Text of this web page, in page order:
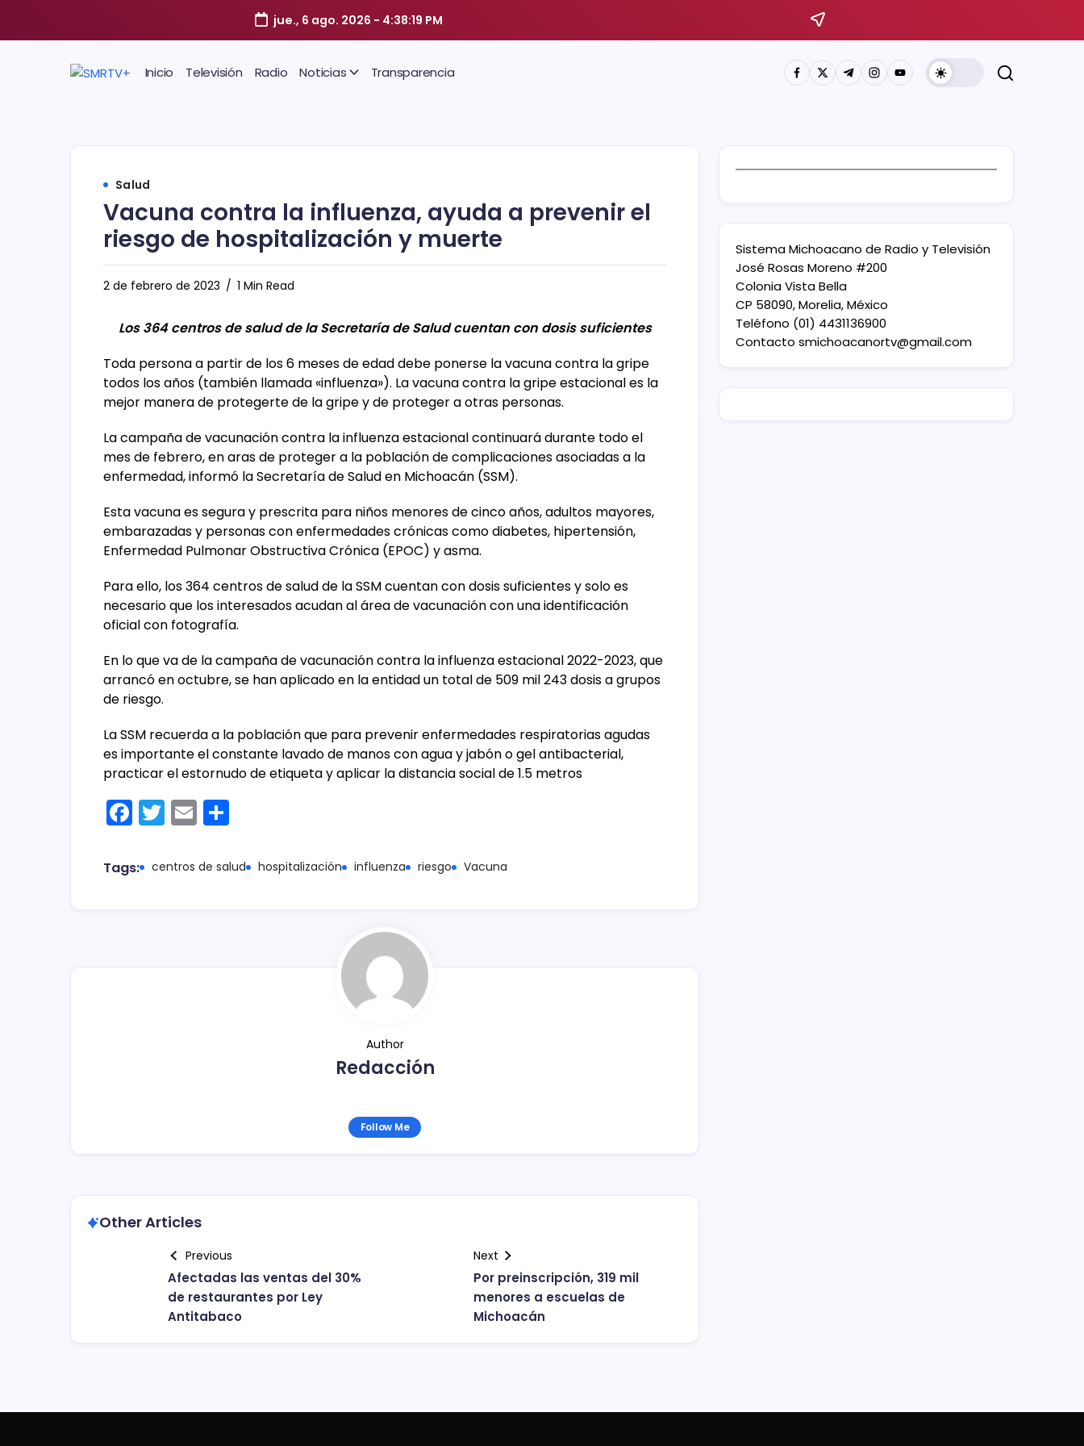
jue., 6 ago. 2026 - 4:38:19 PM
Inicio Televisión Radio Noticias Transparencia
Salud
Vacuna contra la influenza, ayuda a prevenir el
riesgo de hospitalización y muerte
2 de febrero de 2023 1 Min Read
Los 364 centros de salud de la Secretaría de Salud cuentan con dosis suficientes
Toda persona a partir de los 6 meses de edad debe ponerse la vacuna contra la gripe
todos los años (también llamada «influenza»). La vacuna contra la gripe estacional es la
mejor manera de protegerte de la gripe y de proteger a otras personas.
La campaña de vacunación contra la influenza estacional continuará durante todo el
mes de febrero, en aras de proteger a la población de complicaciones asociadas a la
enfermedad, informó la Secretaría de Salud en Michoacán (SSM).
Esta vacuna es segura y prescrita para niños menores de cinco años, adultos mayores,
embarazadas y personas con enfermedades crónicas como diabetes, hipertensión,
Enfermedad Pulmonar Obstructiva Crónica (EPOC) y asma.
Para ello, los 364 centros de salud de la SSM cuentan con dosis suficientes y solo es
necesario que los interesados acudan al área de vacunación con una identificación
oficial con fotografía.
En lo que va de la campaña de vacunación contra la influenza estacional 2022-2023, que
arrancó en octubre, se han aplicado en la entidad un total de 509 mil 243 dosis a grupos
de riesgo.
La SSM recuerda a la población que para prevenir enfermedades respiratorias agudas
es importante el constante lavado de manos con agua y jabón o gel antibacterial,
practicar el estornudo de etiqueta y aplicar la distancia social de 1.5 metros
F
a
c
T
w
itt
E
m
ai m
Tags: centros de salud hospitalización influenza riesgo Vacuna
Author
Redacción
Follow Me
Other Articles
Previous
Afectadas las ventas del 30%
de restaurantes por Ley
Antitabaco
Next
Por preinscripción, 319 mil
menores a escuelas de
Michoacán
Sistema Michoacano de Radio y Televisión
José Rosas Moreno #200
Colonia Vista Bella
CP 58090, Morelia, México
Teléfono (01) 4431136900
Contacto smichoacanortv@gmail.com